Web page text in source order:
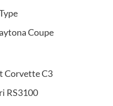
Coupe
Corvette C3
RS3100